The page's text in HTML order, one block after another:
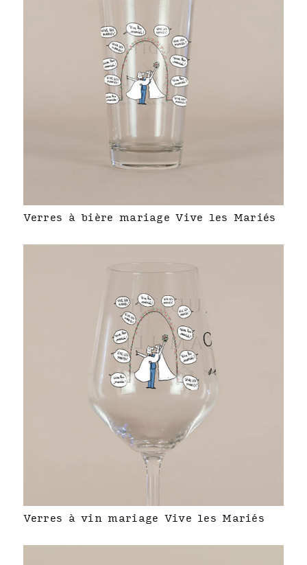
Verres à bière mariage Vive les Mariés
Verres à vin mariage Vive les Mariés